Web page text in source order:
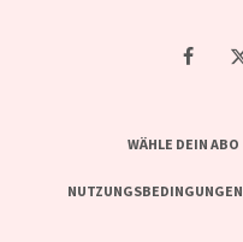
WÄHLE DEIN ABO
NUTZUNGSBEDINGUNGEN